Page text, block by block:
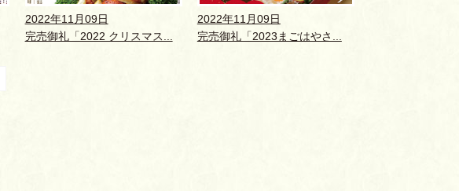
2022年11月09日
完売御礼「2022 クリスマス...
2022年11月09日
完売御礼「2023まごはやさ...